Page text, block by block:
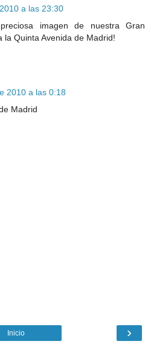
a las 23:30
imagen de nuestra Gran
la Quinta Avenida de Madrid!
2010 a las 0:18
Madrid
›
Inicio